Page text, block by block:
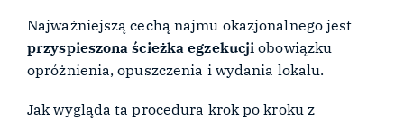
Najważniejszą cechą najmu okazjonalnego jest
przyspieszona ścieżka egzekucji obowiązku
opróżnienia, opuszczenia i wydania lokalu.
Jak wygląda ta procedura krok po kroku z